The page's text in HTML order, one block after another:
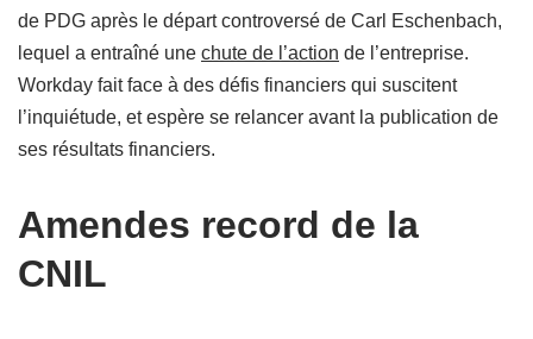
de PDG après le départ controversé de Carl Eschenbach,
lequel a entraîné une chute de l’action de l’entreprise.
Workday fait face à des défis financiers qui suscitent
l’inquiétude, et espère se relancer avant la publication de
ses résultats financiers.
Amendes record de la
CNIL